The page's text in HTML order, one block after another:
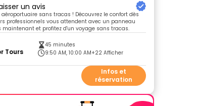
un avis
sans tracas ! Découvrez le confort dès
professionnels vous attendent avec un panneau
maintenant et profitez d'un voyage sans tracas.
Tours
45 minutes
9:50 AM, 10:00 AM+22 Afficher
Infos et
réservation